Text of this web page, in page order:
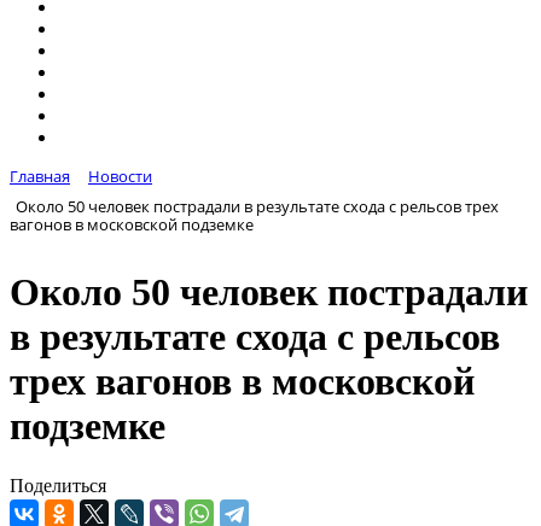
Главная
Новости
Около 50 человек пострадали в результате схода с рельсов трех
вагонов в московской подземке
Около 50 человек пострадали
в результате схода с рельсов
трех вагонов в московской
подземке
Поделиться